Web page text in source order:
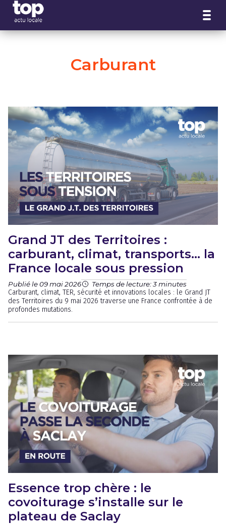
Carburant
Grand JT des Territoires :
carburant, climat, transports… la
France locale sous pression
Publié le 09 mai 2026 Temps de lecture: 3 minutes
Carburant, climat, TER, sécurité et innovations locales : le Grand JT
des Territoires du 9 mai 2026 traverse une France confrontée à de
profondes mutations.
Essence trop chère : le
covoiturage s’installe sur le
plateau de Saclay
Panneau de gestion des cookies